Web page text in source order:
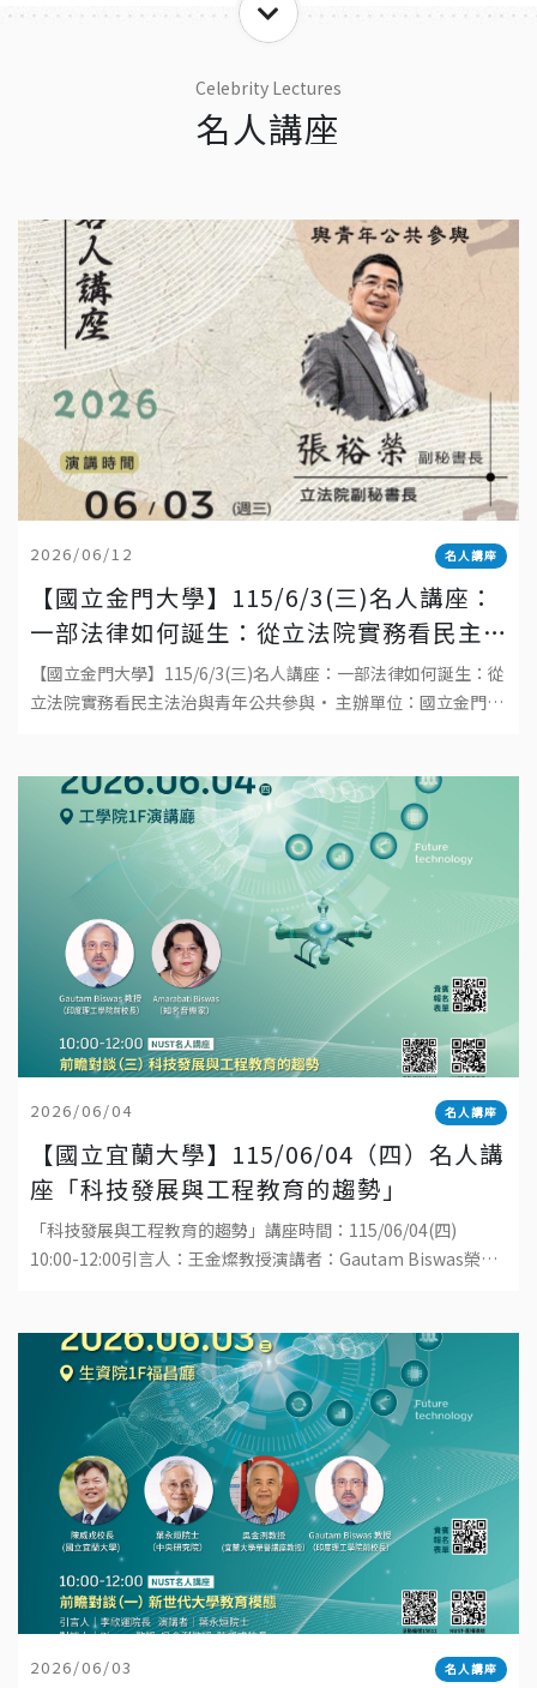
Celebrity Lectures
名人講座
2026/06/12 名人講座
【國立金門大學】115/6/3(三)名人講座：
一部法律如何誕生：從立法院實務看民主
法治與青年公共參與
【國立金門大學】115/6/3(三)名人講座：一部法律如何誕生：從
立法院實務看民主法治與青年公共參與• 主辦單位：國立金門大
2026/06/04 名人講座
【國立宜蘭大學】115/06/04（四）名人講
座「科技發展與工程教育的趨勢」
「科技發展與工程教育的趨勢」講座時間：115/06/04(四)
10:00-12:00引言人：王金燦教授演講者：Gautam Biswas榮譽
2026/06/03 名人講座